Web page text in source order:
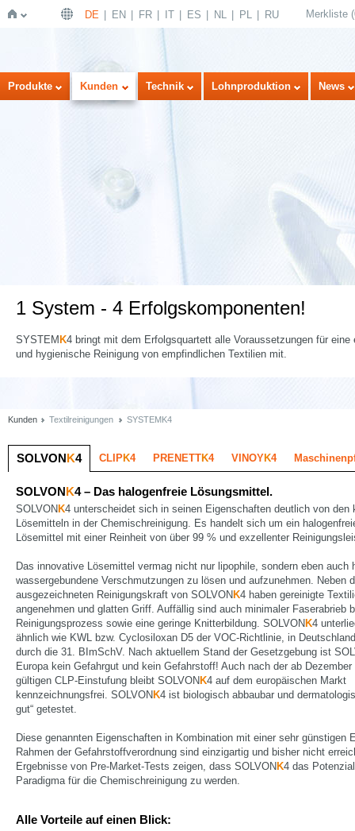
Startseite
DE EN FR IT ES NL PL RU Merkliste (
Produkte Kunden Technik Lohnproduktion News
1 System - 4 Erfolgskomponenten!
SYSTEM K4 bringt mit dem Erfolgsquartett alle Voraussetzungen für eine
und hygienische Reinigung von empfindlichen Textilien mit.
Kunden Textilreinigungen SYSTEMK4
SOLVONK4 CLIPK4 PRENETTK4 VINOYK4
SOLVONK4 – Das halogenfreie Lösungsmittel.
SOLVON K4 unterscheidet sich in seinen Eigenschaften deutlich von den
Lösemitteln in der Chemischreinigung. Es handelt sich um ein
Lösemittel mit einer Reinheit von über 99 % und exzellenter
Das innovative Lösemittel vermag nicht nur lipophile, sondern eben auch
wassergebundene Verschmutzungen zu lösen und aufzunehmen. Neben
ausgezeichneten Reinigungskraft von SOLVON K4 haben gereinigte
angenehmen und glatten Griff. Auffällig sind auch minimaler Faserabrieb
Reinigungsprozess sowie eine geringe Knitterbildung. SOLVON K4
ähnlich wie KWL bzw. Cyclosiloxan D5 der VOC-Richtlinie, in
durch die 31. BImSchV. Nach aktuellem Stand der Gesetzgebung ist
Europa kein Gefahrgut und kein Gefahrstoff! Auch nach der ab
gültigen CLP-Einstufung bleibt SOLVON K4 auf dem europäischen Markt
kennzeichnungsfrei. SOLVON K4 ist biologisch abbaubar und
gut“ getestet.
Diese genannten Eigenschaften in Kombination mit einer sehr günstigen
Rahmen der Gefahrstoffverordnung sind einzigartig und bisher nicht
Ergebnisse von Pre-Market-Tests zeigen, dass SOLVON K4 das
Paradigma für die Chemischreinigung zu werden.
Alle Vorteile auf einen Blick: